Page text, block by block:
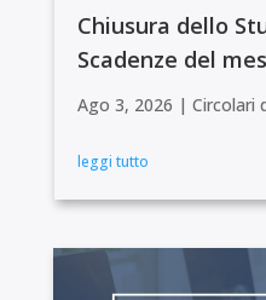
Chiusura dello
Scadenze del
Ago 3, 2026 | Circolari
leggi tutto